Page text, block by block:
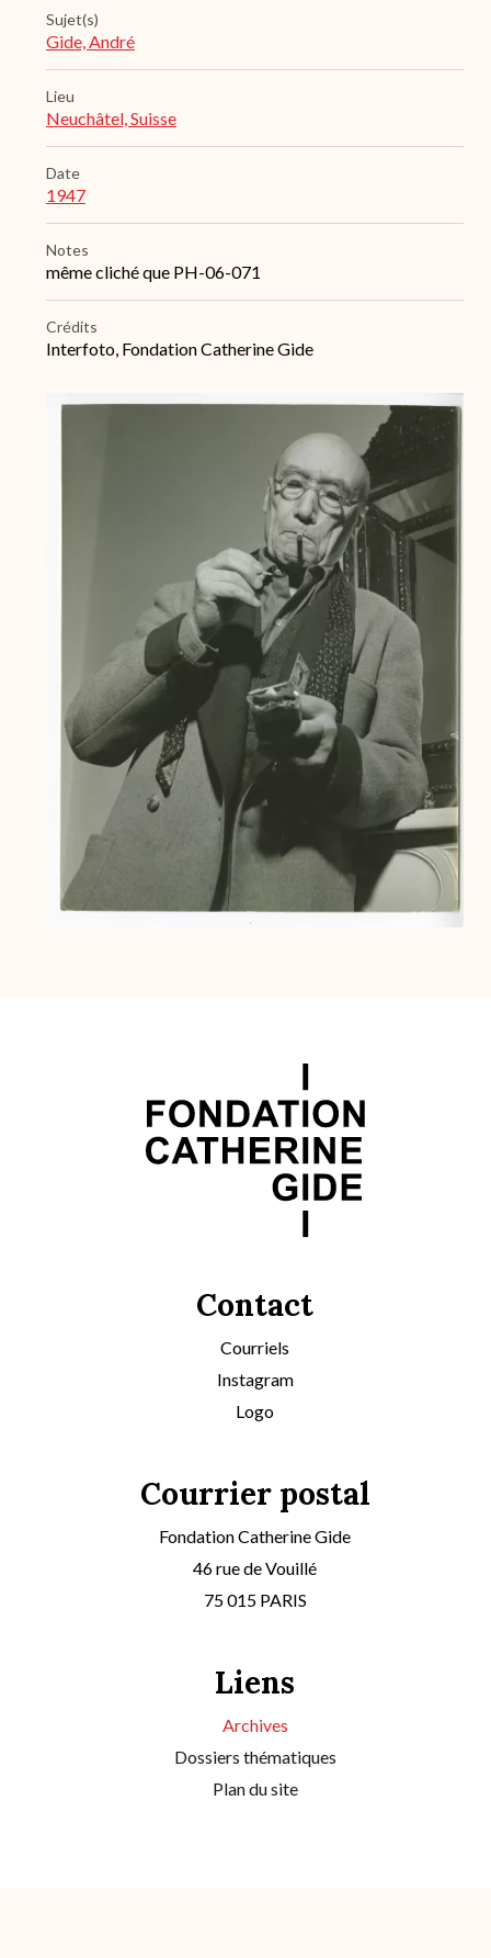
Sujet(s)
Gide, André
Lieu
Neuchâtel, Suisse
Date
1947
Notes
même cliché que PH-06-071
Crédits
Interfoto, Fondation Catherine Gide
Archive
Contact
Courriels
Instagram
Logo
Courrier postal
Fondation Catherine Gide
46 rue de Vouillé
75 015 PARIS
Liens
Archives
Dossiers thématiques
Plan du site